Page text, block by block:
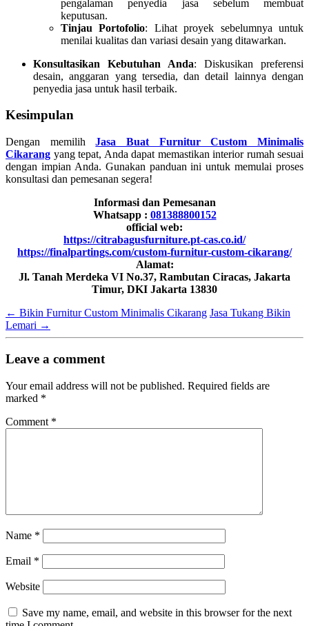
pengalaman penyedia jasa sebelum membuat
keputusan.
Tinjau Portofolio: Lihat proyek sebelumnya untuk
menilai kualitas dan variasi desain yang ditawarkan.
Konsultasikan Kebutuhan Anda: Diskusikan preferensi
desain, anggaran yang tersedia, dan detail lainnya dengan
penyedia jasa untuk hasil terbaik.
Kesimpulan
Dengan memilihJasa Buat Furnitur Custom Minimalis
Cikarang yang tepat, Anda dapat memastikan interior rumah sesuai
dengan impian Anda. Gunakan panduan ini untuk memulai proses
konsultasi dan pemesanan segera!
Informasi dan Pemesanan
Whatsapp : 081388800152
official web:
https://citrabagusfurniture.pt-cas.co.id/
https://finalpartings.com/custom-furnitur-custom-cikarang/
Alamat:
Jl. Tanah Merdeka VI No.37, Rambutan Ciracas, Jakarta
Timur, DKI Jakarta 13830
← Bikin Furnitur Custom Minimalis Cikarang Jasa Tukang Bikin
Lemari →
Leave a comment
Your email address will not be published. Required fields are
marked *
Comment *
Name *
Email *
Website
Save my name, email, and website in this browser for the next